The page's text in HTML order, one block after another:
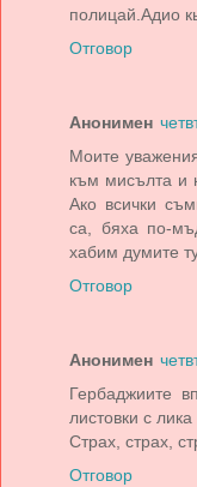
полицай.Адио
Отговор
Анонимен
Моите
към мисълта и
Ако всички
са, бяха по-
хабим думите
Отговор
Анонимен
Гербаджиите
листовки с
Страх, страх,
Отговор